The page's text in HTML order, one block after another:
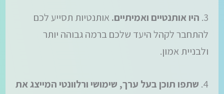
3. היו אותנטיים ואמיתיים. אותנטיות תסייע לכם
להתחבר לקהל היעד שלכם ברמה גבוהה יותר
ולבניית אמון.
4. שתפו תוכן בעל ערך, שימושי ורלוונטי המייצג את